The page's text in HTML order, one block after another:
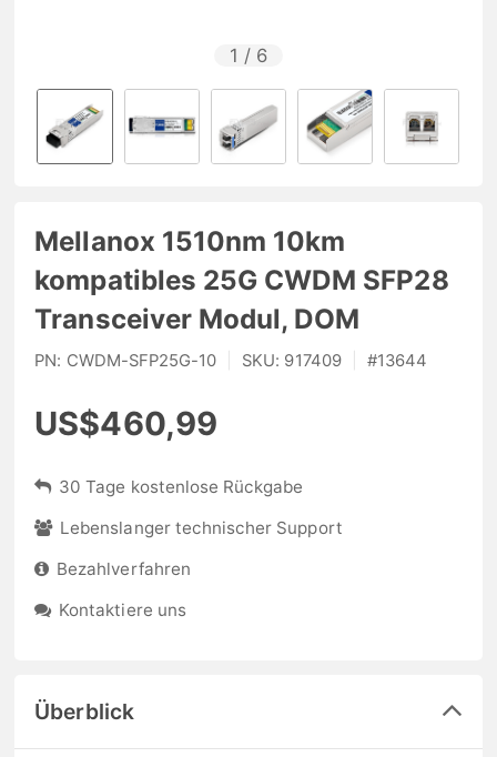
1 / 6
Mellanox 1510nm 10km
kompatibles 25G CWDM SFP28
Transceiver Modul, DOM
PN: CWDM-SFP25G-10 SKU: 917409 #13644
US$460,99
30 Tage kostenlose Rückgabe
Lebenslanger technischer Support
Bezahlverfahren
Kontaktiere uns
Überblick